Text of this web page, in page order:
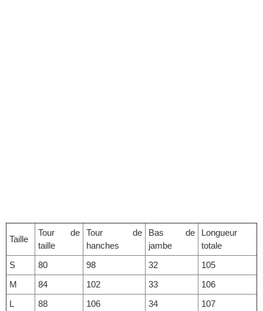
Taille
Tour de
taille
Tour de
hanches
Bas de
jambe
Longueur
totale
S
80 98 32
105
M
84 102 33
106
L
88 106 34 107